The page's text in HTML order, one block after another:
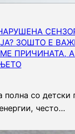
ЗОШТО Е
ПРИЧИНАТА,
полна со детски
често…